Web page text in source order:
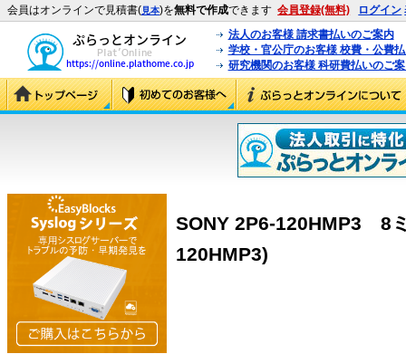
会員はオンラインで見積書(見本)を無料で作成できます 会員登録(無料) ログイン
法人のお客様 請求書払いのご案内
学校・官公庁のお客様 校費・公費
研究機関のお客様 科研費払いのご
SONY 2P6-120HMP3 8
120HMP3)